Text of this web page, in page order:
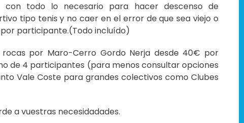
con todo lo necesario para hacer descenso de
tipo tenis y no caer en el error de que sea viejo o
participante.(Todo incluído)
rocas por Maro-Cerro Gordo Nerja desde 40€ por
de 4 participantes (para menos consultar opciones
Vale Coste para grandes colectivos como Clubes
a vuestras necesidadades.